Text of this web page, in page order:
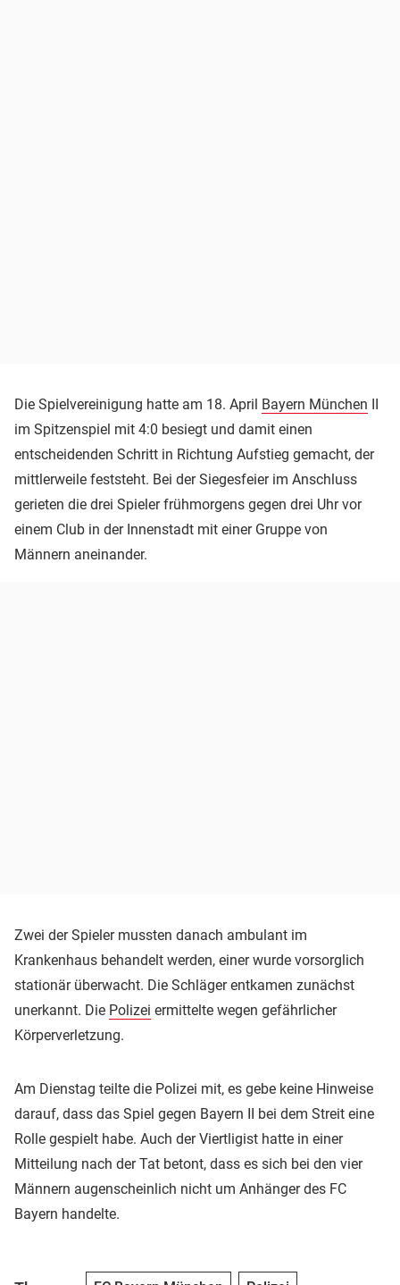
Die Spielvereinigung hatte am 18. April Bayern München II
im Spitzenspiel mit 4:0 besiegt und damit einen
entscheidenden Schritt in Richtung Aufstieg gemacht, der
mittlerweile feststeht. Bei der Siegesfeier im Anschluss
gerieten die drei Spieler frühmorgens gegen drei Uhr vor
einem Club in der Innenstadt mit einer Gruppe von
Männern aneinander.
Zwei der Spieler mussten danach ambulant im
Krankenhaus behandelt werden, einer wurde vorsorglich
stationär überwacht. Die Schläger entkamen zunächst
unerkannt. Die Polizei ermittelte wegen gefährlicher
Körperverletzung.
Am Dienstag teilte die Polizei mit, es gebe keine Hinweise
darauf, dass das Spiel gegen Bayern II bei dem Streit eine
Rolle gespielt habe. Auch der Viertligist hatte in einer
Mitteilung nach der Tat betont, dass es sich bei den vier
Männern augenscheinlich nicht um Anhänger des FC
Bayern handelte.